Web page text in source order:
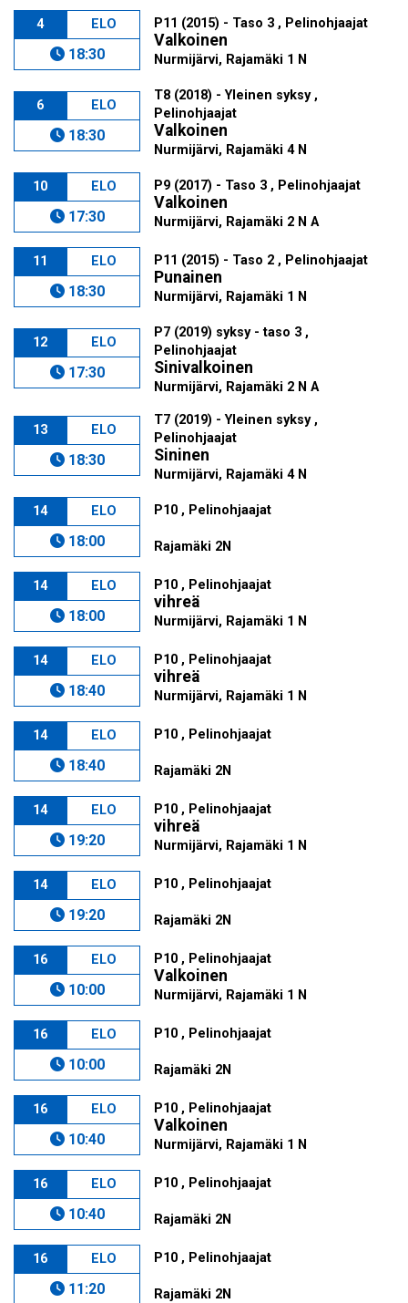
4 ELO
18:30
P11 (2015) - Taso 3 , Pelinohjaajat
Valkoinen
Nurmijärvi, Rajamäki 1 N
6 ELO
18:30
T8 (2018) - Yleinen syksy ,
Pelinohjaajat
Valkoinen
Nurmijärvi, Rajamäki 4 N
10 ELO
17:30
P9 (2017) - Taso 3 , Pelinohjaajat
Valkoinen
Nurmijärvi, Rajamäki 2 N A
11 ELO
18:30
P11 (2015) - Taso 2 , Pelinohjaajat
Punainen
Nurmijärvi, Rajamäki 1 N
12 ELO
17:30
P7 (2019) syksy - taso 3 ,
Pelinohjaajat
Sinivalkoinen
Nurmijärvi, Rajamäki 2 N A
13 ELO
18:30
T7 (2019) - Yleinen syksy ,
Pelinohjaajat
Sininen
Nurmijärvi, Rajamäki 4 N
14 ELO
18:00
P10 , Pelinohjaajat
Rajamäki 2N
14 ELO
18:00
P10 , Pelinohjaajat
vihreä
Nurmijärvi, Rajamäki 1 N
14 ELO
18:40
P10 , Pelinohjaajat
vihreä
Nurmijärvi, Rajamäki 1 N
14 ELO
18:40
P10 , Pelinohjaajat
Rajamäki 2N
14 ELO
19:20
P10 , Pelinohjaajat
vihreä
Nurmijärvi, Rajamäki 1 N
14 ELO
19:20
P10 , Pelinohjaajat
Rajamäki 2N
16 ELO
10:00
P10 , Pelinohjaajat
Valkoinen
Nurmijärvi, Rajamäki 1 N
16 ELO
10:00
P10 , Pelinohjaajat
Rajamäki 2N
16 ELO
10:40
P10 , Pelinohjaajat
Valkoinen
Nurmijärvi, Rajamäki 1 N
16 ELO
10:40
P10 , Pelinohjaajat
Rajamäki 2N
16 ELO
11:20
P10 , Pelinohjaajat
Rajamäki 2N